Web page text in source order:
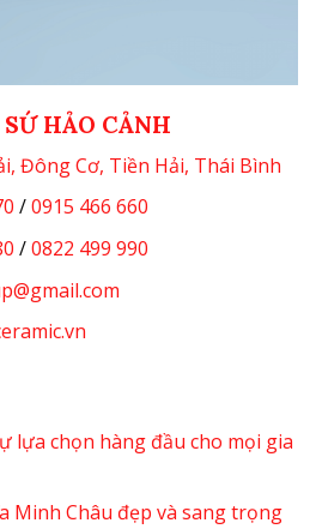
HẢO CẢNH
Đông Cơ, Tiền Hải, Thái Bình
/0915 466 660
/0822 499 990
lựa chọn hàng đầu cho mọi gia
Minh Châu đẹp và sang trọng